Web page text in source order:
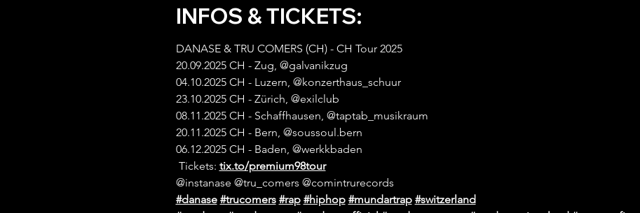
INFOS & TICKETS:
DANASE & TRU COMERS (CH) - CH Tour 2025
20.09.2025 CH - Zug, @galvanikzug
04.10.2025 CH - Luzern, @konzerthaus_schuur
23.10.2025 CH - Zürich, @exilclub
08.11.2025 CH - Schaffhausen, @taptab_musikraum
20.11.2025 CH - Bern, @soussoul.bern
06.12.2025 CH - Baden, @werkkbaden
Tickets: tix.to/premium98tour
@instanase @tru_comers @comintrurecords
#danase #trucomers #rap #hiphop #mundartrap #switzerland